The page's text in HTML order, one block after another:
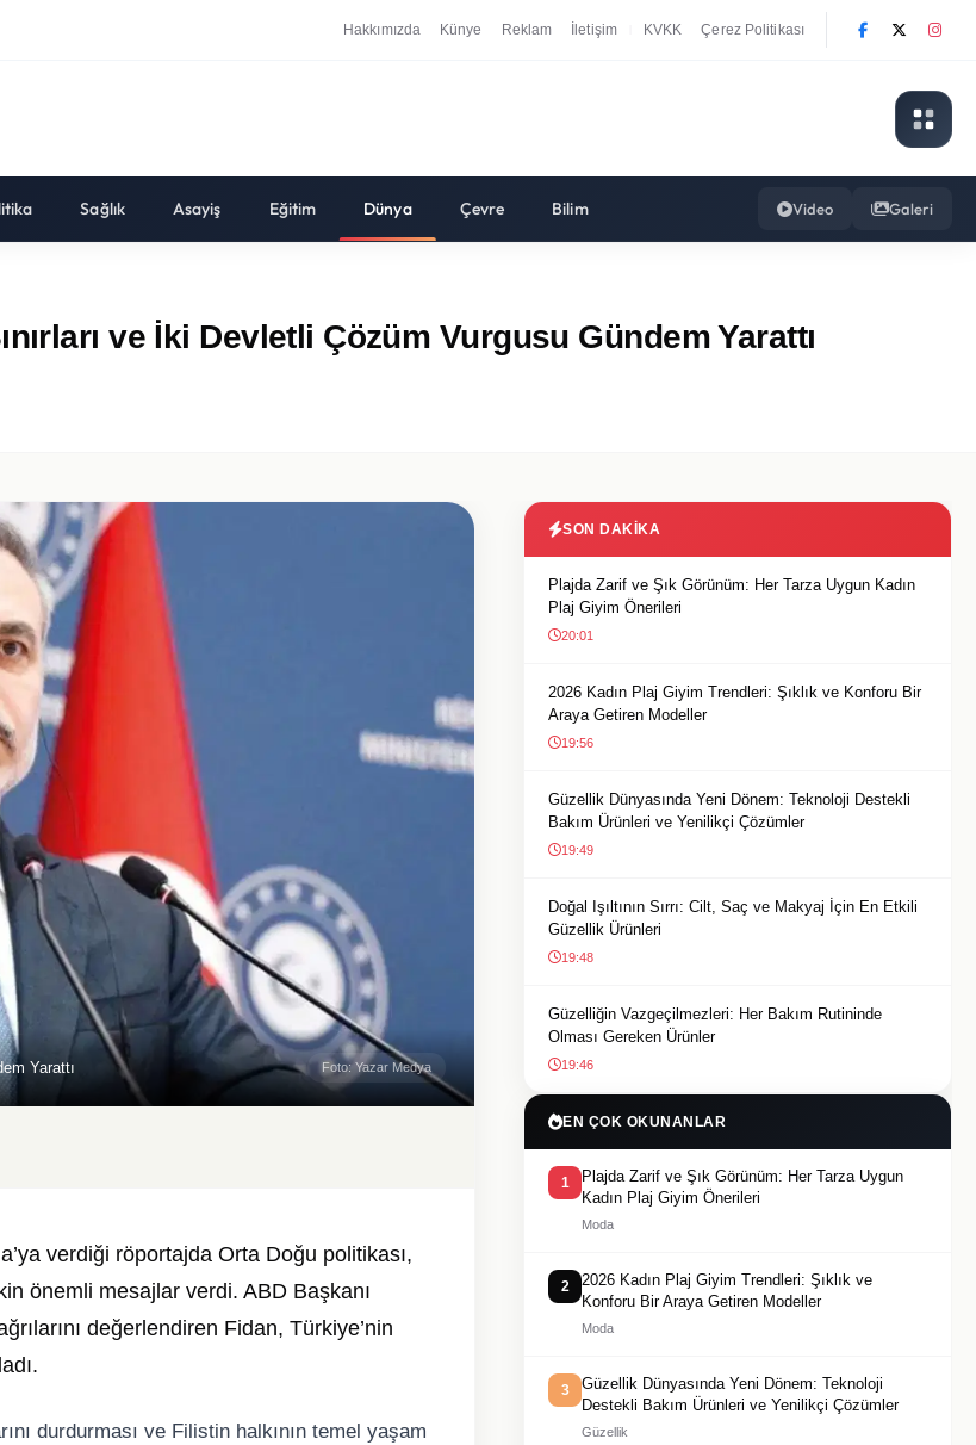
Hakkımızda Künye Reklam İletişim KVKK Çerez Politikası
Sağlık Asayiş Eğitim Dünya Çevre Bilim Video Galeri
ve İki Devletli Çözüm Vurgusu Gündem Yarattı
Yarattı Foto: Yazar Medya
verdiği röportajda Orta Doğu politikası,
önemli mesajlar verdi. ABD Başkanı
değerlendiren Fidan, Türkiye’nin
durdurması ve Filistin halkının temel yaşam
SON DAKIKA
Plajda Zarif ve Şık Görünüm: Her Tarza Uygun Kadın
Plaj Giyim Önerileri
20:01
2026 Kadın Plaj Giyim Trendleri: Şıklık ve Konforu Bir
Araya Getiren Modeller
19:56
Güzellik Dünyasında Yeni Dönem: Teknoloji Destekli
Bakım Ürünleri ve Yenilikçi Çözümler
19:49
Doğal Işıltının Sırrı: Cilt, Saç ve Makyaj İçin En Etkili
Güzellik Ürünleri
19:48
Güzelliğin Vazgeçilmezleri: Her Bakım Rutininde
Olması Gereken Ürünler
19:46
EN ÇOK OKUNANLAR
1
Plajda Zarif ve Şık Görünüm: Her Tarza Uygun
Kadın Plaj Giyim Önerileri
Moda
2
2026 Kadın Plaj Giyim Trendleri: Şıklık ve
Konforu Bir Araya Getiren Modeller
Moda
3
Güzellik Dünyasında Yeni Dönem: Teknoloji
Destekli Bakım Ürünleri ve Yenilikçi Çözümler
Güzellik